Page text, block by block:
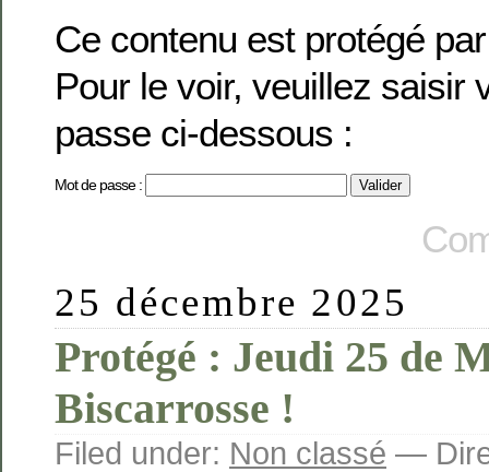
Ce contenu est protégé
Pour le voir, veuillez saisir
passe ci-dessous :
Mot de passe :
25 décembre 2025
Protégé : Jeudi 25 de
Biscarrosse !
Filed under: Non classé —